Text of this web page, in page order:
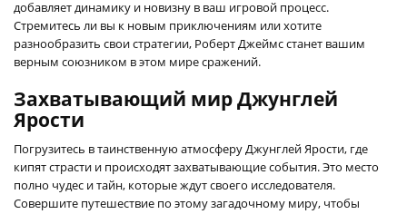
добавляет динамику и новизну в ваш игровой процесс.
Стремитесь ли вы к новым приключениям или хотите
разнообразить свои стратегии, Роберт Джеймс станет вашим
верным союзником в этом мире сражений.
Захватывающий мир Джунглей
Ярости
Погрузитесь в таинственную атмосферу Джунглей Ярости, где
кипят страсти и происходят захватывающие события. Это место
полно чудес и тайн, которые ждут своего исследователя.
Совершите путешествие по этому загадочному миру, чтобы